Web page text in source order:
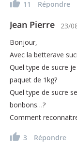
11 Répondre
Jean Pierre 23/
Bonjour,
Avec la betterave
Quel type de sucre
paquet de 1kg?
Quel type de sucre
bonbons…?
Comment
3 Répondre